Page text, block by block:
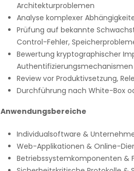
Architekturproblemen
Analyse komplexer
Prüfung auf bekannte
Control-Fehler,
Bewertung kryptographischer
Authentifizierungsmechanismen
Review vor Produktivsetzung,
Durchführung nach White-Box
Anwendungsbereiche
Individualsoftware &
Web-Applikationen & Online-
Betriebssystemkomponenten &